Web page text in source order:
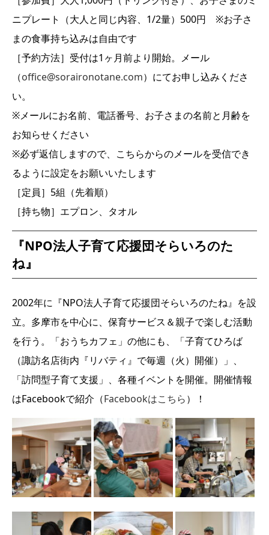
ニプレート（大人と同じ内容、1/2量）500円 ※お子さ
まの食事持ち込みは自由です
［予約方法］受付は1ヶ月前より開始。メール
（office@soraironotane.com）にてお申し込みくださ
い。
※メールにお名前、電話番号、お子さまの名前と月齢を
お知らせください
※必ず返信しますので、こちらからのメールを受信でき
るように設定をお願いいたします
［定員］5組（先着順）
［持ち物］エプロン、タオル
『NPO法人子育て応援団そらいろのた
ね』
2002年に『NPO法人子育て応援団そらいろのたね』を設
立。多摩市を中心に、保育サービス＆親子で楽しむ活動
を行う。「おうちカフェ」の他にも、「子育てひろば
（諏訪名店街内『リバティ』で毎週（火）開催）」、
「訪問型子育て支援」、各種イベントを開催。開催情報
はFacebookで紹介（Facebookはこちら）！